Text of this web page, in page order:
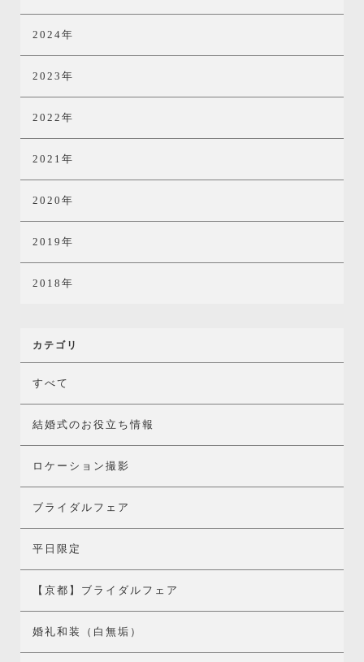
2024年
2023年
2022年
2021年
2020年
2019年
2018年
カテゴリ
すべて
結婚式のお役立ち情報
ロケーション撮影
ブライダルフェア
平日限定
【京都】ブライダルフェア
婚礼和装（白無垢）